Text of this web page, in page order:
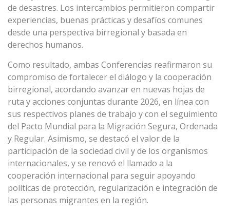
de desastres. Los intercambios permitieron compartir
experiencias, buenas prácticas y desafíos comunes
desde una perspectiva birregional y basada en
derechos humanos.
Como resultado, ambas Conferencias reafirmaron su
compromiso de fortalecer el diálogo y la cooperación
birregional, acordando avanzar en nuevas hojas de
ruta y acciones conjuntas durante 2026, en línea con
sus respectivos planes de trabajo y con el seguimiento
del Pacto Mundial para la Migración Segura, Ordenada
y Regular. Asimismo, se destacó el valor de la
participación de la sociedad civil y de los organismos
internacionales, y se renovó el llamado a la
cooperación internacional para seguir apoyando
políticas de protección, regularización e integración de
las personas migrantes en la región.